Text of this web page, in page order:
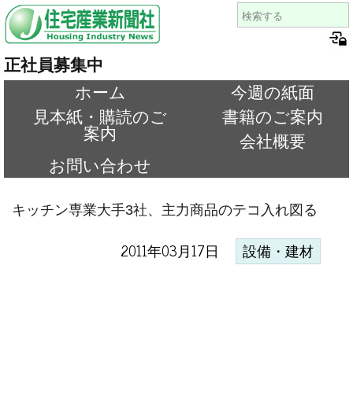
正社員募集中
ホーム
今週の紙面
見本紙・購読のご
案内
書籍のご案内
会社概要
お問い合わせ
キッチン専業大手3社、主力商品のテコ入れ図る
2011年03月17日 設備・建材